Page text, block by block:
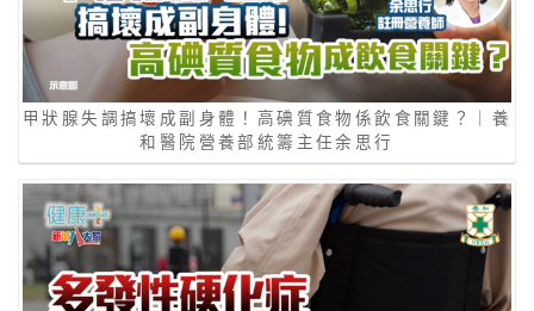
甲狀腺失調搞壞成副身體！高碘質食物係飲食關鍵？｜養
和醫院營養部統籌主任余思行